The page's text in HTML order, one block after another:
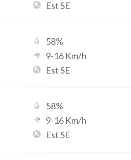
Est SE
58%
9-16 Km/h
Est SE
58%
9-16 Km/h
Est SE